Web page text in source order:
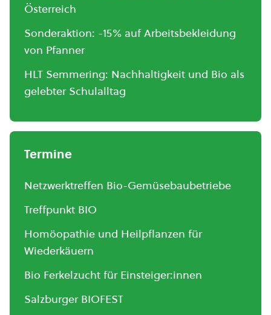
Österreich
Sonderaktion: -15% auf Arbeitsbekleidung
von Pfanner
HLT Semmering: Nachhaltigkeit und Bio als
gelebter Schulalltag
Termine
Netzwerktreffen Bio-Gemüsebaubetriebe
Treffpunkt BIO
Homöopathie und Heilpflanzen für
Wiederkäuern
Bio Ferkelzucht für Einsteiger:innen
Salzburger BIOFEST